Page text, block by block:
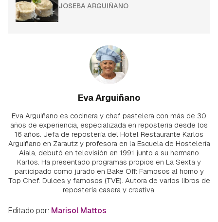
JOSEBA ARGUIÑANO
Eva Arguiñano
Eva Arguiñano es cocinera y chef pastelera con más de 30
años de experiencia, especializada en repostería desde los
16 años. Jefa de repostería del Hotel Restaurante Karlos
Arguiñano en Zarautz y profesora en la Escuela de Hostelería
Aiala, debutó en televisión en 1991 junto a su hermano
Karlos. Ha presentado programas propios en La Sexta y
participado como jurado en Bake Off: Famosos al horno y
Top Chef: Dulces y famosos (TVE). Autora de varios libros de
repostería casera y creativa.
Editado por: Marisol Mattos